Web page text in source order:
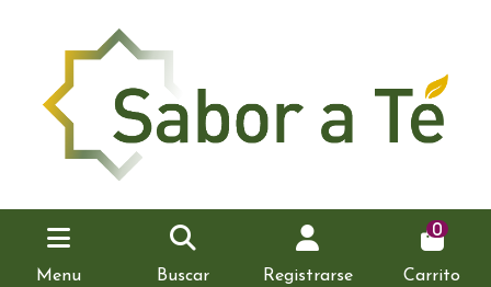
Menu Buscar Registrarse
0
Carrito